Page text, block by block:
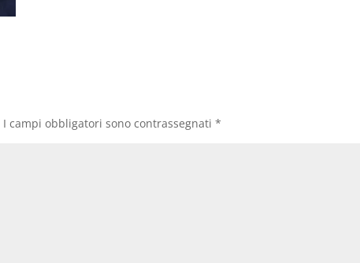
I campi obbligatori sono contrassegnati*